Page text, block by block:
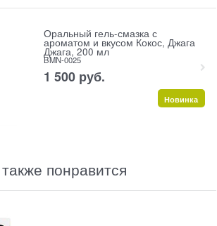
Оральный гель-смазка с
ароматом и вкусом Кокос, Джага
Джага, 200 мл
BMN-0025
1 500 руб.
Новинка
понравится